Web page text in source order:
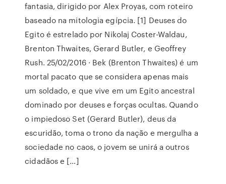
fantasia, dirigido por Alex Proyas, com roteiro
baseado na mitologia egípcia. [1] Deuses do
Egito é estrelado por Nikolaj Coster-Waldau,
Brenton Thwaites, Gerard Butler, e Geoffrey
Rush. 25/02/2016 · Bek (Brenton Thwaites) é um
mortal pacato que se considera apenas mais
um soldado, e que vive em um Egito ancestral
dominado por deuses e forças ocultas. Quando
o impiedoso Set (Gerard Butler), deus da
escuridão, toma o trono da nação e mergulha a
sociedade no caos, o jovem se unirá a outros
cidadãos e […]